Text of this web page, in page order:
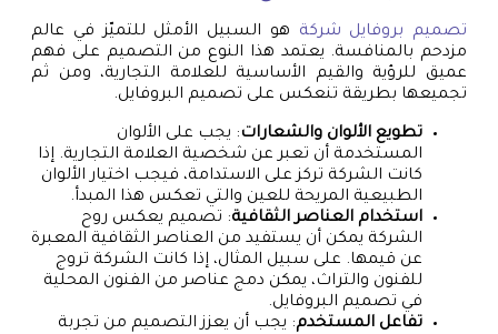
تصميم بروفايل شركة هو السبيل الأمثل للتميّز في عالم
مزدحم بالمنافسة. يعتمد هذا النوع من التصميم على فهم
عميق للرؤية والقيم الأساسية للعلامة التجارية، ومن ثم
تجميعها بطريقة تنعكس على تصميم البروفايل.
تطويع الألوان والشعارات: يجب على الألوان
المستخدمة أن تعبر عن شخصية العلامة التجارية. إذا
كانت الشركة تركز على الاستدامة، فيجب اختيار الألوان
الطبيعية المريحة للعين والتي تعكس هذا المبدأ.
استخدام العناصر الثقافية: تصميم يعكس روح
الشركة يمكن أن يستفيد من العناصر الثقافية المعبرة
عن قيمها. على سبيل المثال، إذا كانت الشركة تروج
للفنون والتراث، يمكن دمج عناصر من الفنون المحلية
في تصميم البروفايل.
تفاعل المستخدم: يجب أن يعزز التصميم من تجربة